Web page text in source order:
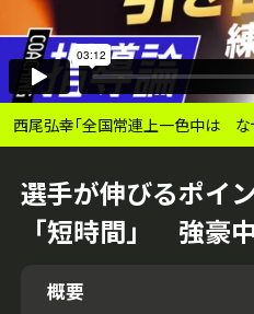
西尾弘幸｢全国常連上一色中は な
選手が伸びるポイ
「短時間」 強豪
概要